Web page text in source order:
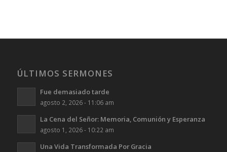
ÚLTIMOS SERMONES
Fue demasiado tarde
agosto 2, 2026 - 11:06 am
La Cena del Señor: Memoria, Comunión y Esperanza
agosto 1, 2026 - 10:22 am
Una Vida Transformada Por Gracia